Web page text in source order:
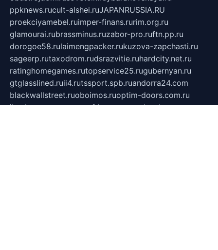
ppknews.rucult-alshei.ruJAPANRUSSIA.RU
proekciyamebel.ruimper-finans.rurim.org.ru
glamourai.rubrassminus.ruzabor-pro.ruftn.pp.ru
dorogoe58.rulaimengpacker.rukuzova-zapchasti.ru
sageerp.rutaxodrom.rudsrazvitie.ruhardcity.net.ru
ratinghomegames.rutopservice25.rugubernyan.ru
gtglasslined.ruii4.rutssport.spb.ruandorra24.com
blackwallstreet.ruoboimos.ruoptim-doors.com.ru
ikuch.runycr.org.runpa21.ruvremya-ch.spb.ru